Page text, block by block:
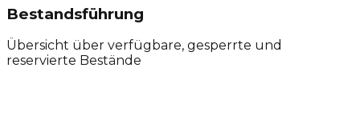
Bestandsführung
Übersicht über verfügbare, gesperrte und
reservierte Bestände